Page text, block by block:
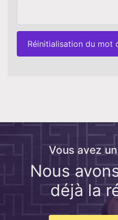
Réinitialisation du mot
Vous avez
Nous
déjà la